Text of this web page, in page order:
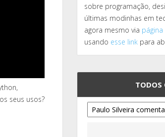
seus usos?
sobre programação,
últimas modinhas em
agora mesmo via
usando esse link para
TODOS